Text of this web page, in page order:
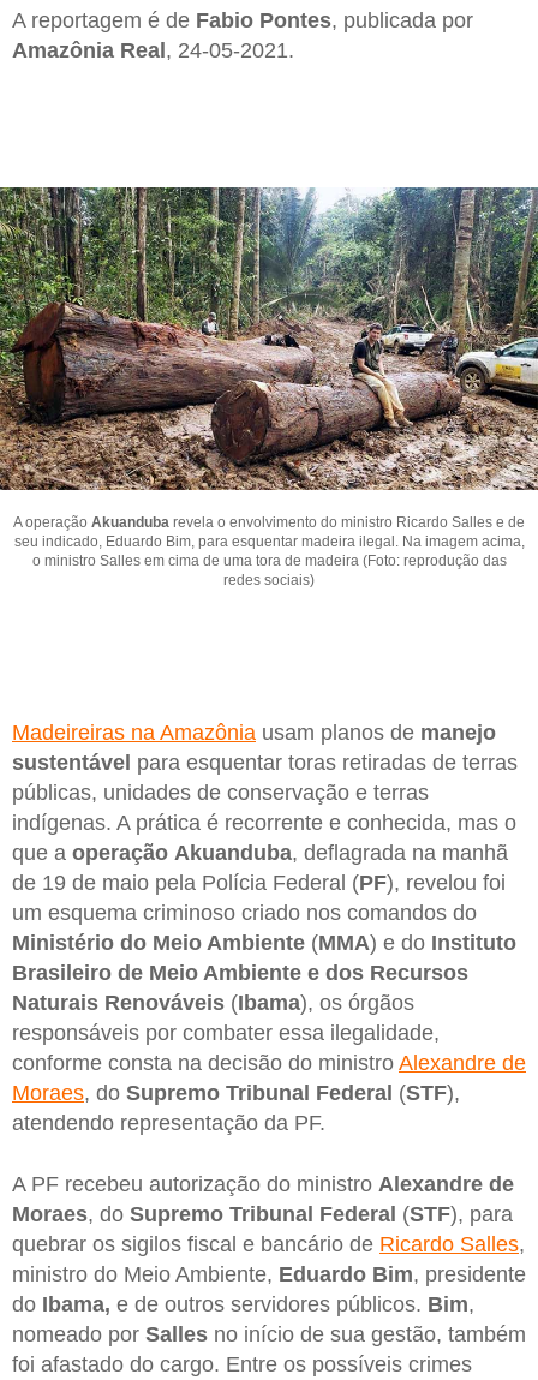
A reportagem é de Fabio Pontes, publicada por
Amazônia Real, 24-05-2021.
A operação Akuanduba revela o envolvimento do ministro Ricardo Salles e de
seu indicado, Eduardo Bim, para esquentar madeira ilegal. Na imagem acima,
o ministro Salles em cima de uma tora de madeira (Foto: reprodução das
redes sociais)
Madeireiras na Amazônia usam planos de manejo
sustentável para esquentar toras retiradas de terras
públicas, unidades de conservação e terras
indígenas. A prática é recorrente e conhecida, mas o
que a operação Akuanduba, deflagrada na manhã
de 19 de maio pela Polícia Federal (PF), revelou foi
um esquema criminoso criado nos comandos do
Ministério do Meio Ambiente (MMA) e do Instituto
Brasileiro de Meio Ambiente e dos Recursos
Naturais Renováveis (Ibama), os órgãos
responsáveis por combater essa ilegalidade,
conforme consta na decisão do ministro Alexandre de
Moraes, do Supremo Tribunal Federal (STF),
atendendo representação da PF.
A PF recebeu autorização do ministro Alexandre de
Moraes, do Supremo Tribunal Federal (STF), para
quebrar os sigilos fiscal e bancário de Ricardo Salles,
ministro do Meio Ambiente, Eduardo Bim, presidente
do Ibama, e de outros servidores públicos. Bim,
nomeado por Salles no início de sua gestão, também
foi afastado do cargo. Entre os possíveis crimes